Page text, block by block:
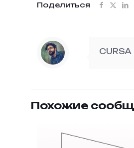
Поделиться
CURSA
Похожие